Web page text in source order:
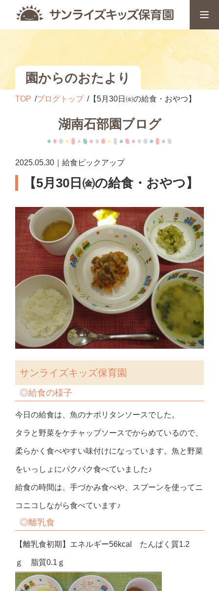
園からのおたより
TOP ブログトップ 【5月30日㈮の給食・おやつ】
湖南石部園ブログ
2025.05.30｜給食ピックアップ
【5月30日㈮の給食・おやつ】
サンライズキッズ保育園
◎給食の様子
今日の給食は、魚のナポリタンソースでした。
タラと野菜をケチャップソースでからめているので、
柔らかく食べやすい味付けになっています。魚と野菜
をいっしょにパクパク食べていました♪
給食の時間は、手づかみ食べや、スプーンを使ってニ
コニコしながら食べています♪
◎離乳食
【離乳食初期】エネルギー56kcal たんぱく質1.2
ｇ 脂質0.1ｇ